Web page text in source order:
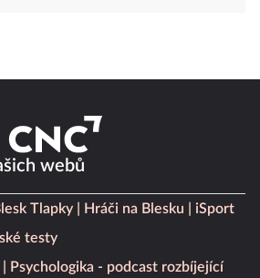
webů
Tlapky Hráči na Blesku
iSport
testy
Psychologika - podcast rozbíjející